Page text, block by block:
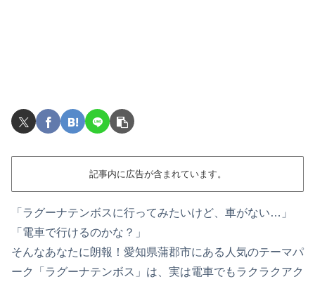
記事内に広告が含まれています。
「ラグーナテンボスに行ってみたいけど、車がない…」
「電車で行けるのかな？」
そんなあなたに朗報！愛知県蒲郡市にある人気のテーマパ
ーク「ラグーナテンボス」は、実は電車でもラクラクアク